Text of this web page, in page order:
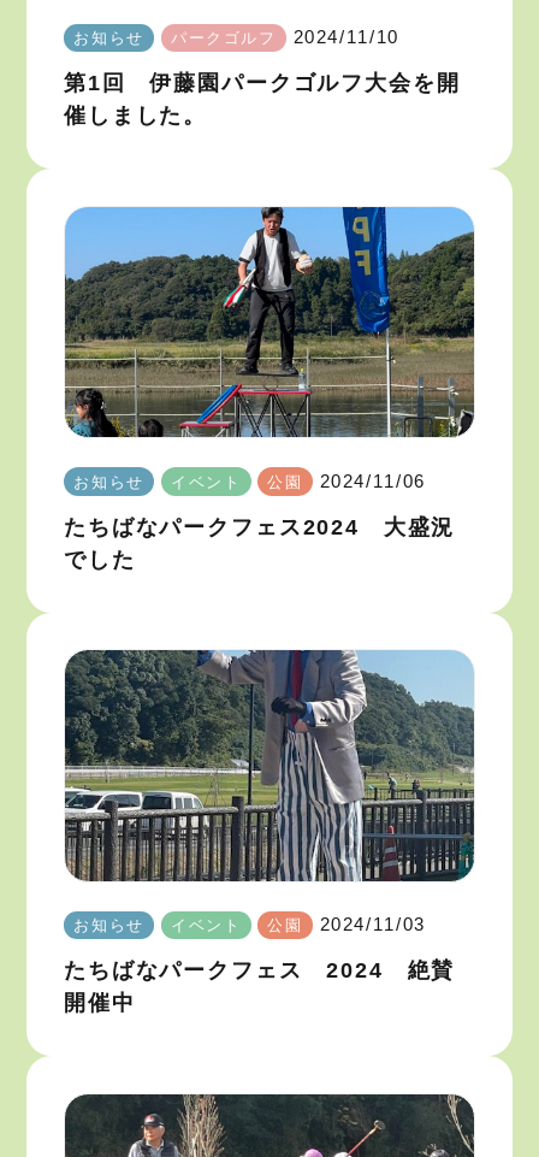
お知らせ パークゴルフ 2024/11/10
第1回 伊藤園パークゴルフ大会を開
催しました。
お知らせ イベント 公園 2024/11/06
たちばなパークフェス2024 大盛況
でした
お知らせ イベント 公園 2024/11/03
たちばなパークフェス 2024 絶賛
開催中